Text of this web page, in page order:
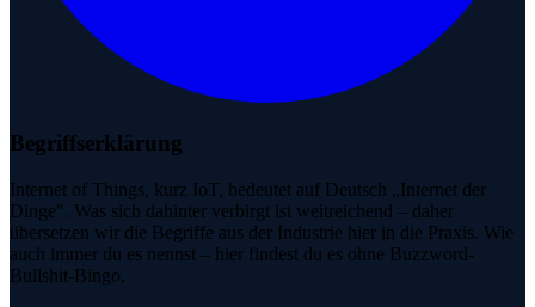
Begriffserklärung
Internet of Things, kurz IoT, bedeutet auf Deutsch „Internet der
Dinge". Was sich dahinter verbirgt ist weitreichend – daher
übersetzen wir die Begriffe aus der Industrie hier in die Praxis. Wie
auch immer du es nennst – hier findest du es ohne Buzzword-
Bullshit-Bingo.